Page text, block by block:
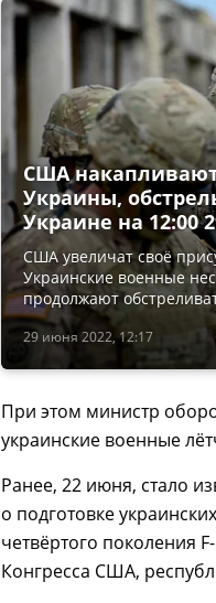
29 июня 2022, 12:17
США
Украины,
Украине на 12:00
США увеличат своё
Украинские военные
продолжают
При этом министр
украинские военные
Ранее, 22 июня, стало
о подготовке
четвёртого поколения
Конгресса США,